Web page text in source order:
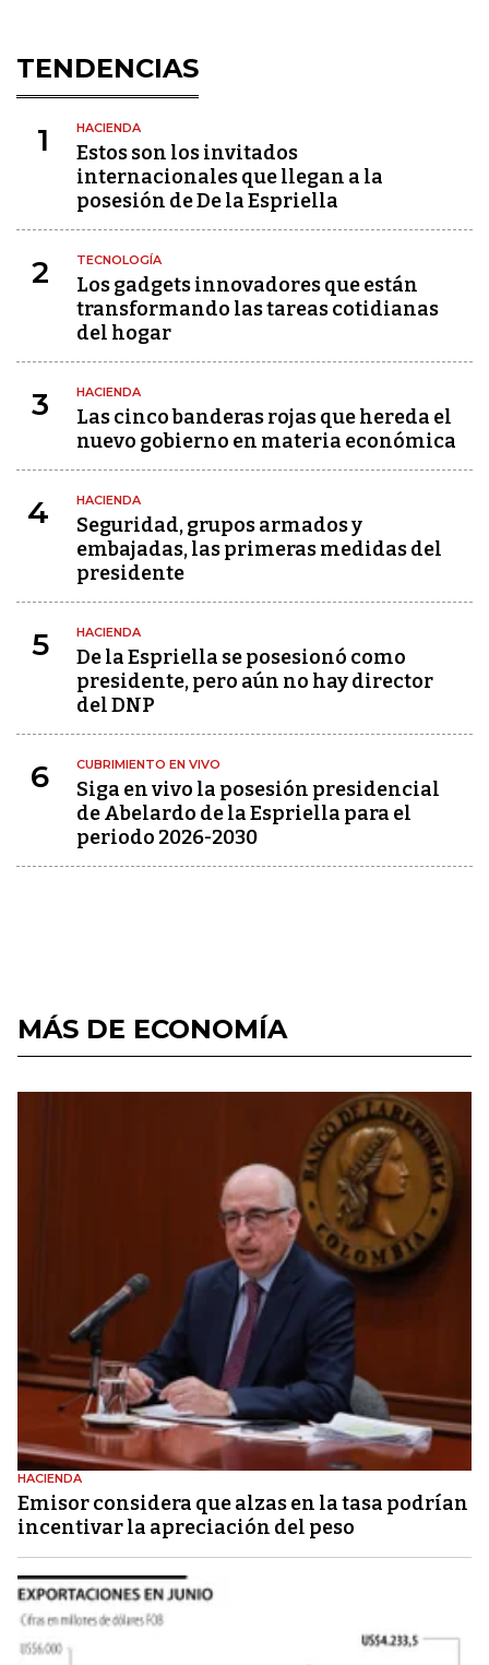
TENDENCIAS
1 HACIENDA
Estos son los invitados
internacionales que llegan a la
posesión de De la Espriella
2 TECNOLOGÍA
Los gadgets innovadores que están
transformando las tareas cotidianas
del hogar
3 HACIENDA
Las cinco banderas rojas que hereda el
nuevo gobierno en materia económica
4 HACIENDA
Seguridad, grupos armados y
embajadas, las primeras medidas del
presidente
5 HACIENDA
De la Espriella se posesionó como
presidente, pero aún no hay director
del DNP
6 CUBRIMIENTO EN VIVO
Siga en vivo la posesión presidencial
de Abelardo de la Espriella para el
periodo 2026-2030
MÁS DE ECONOMÍA
HACIENDA
Emisor considera que alzas en la tasa podrían
incentivar la apreciación del peso